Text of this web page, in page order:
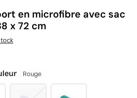
en microfibre avec sac
x 72 cm
Rouge